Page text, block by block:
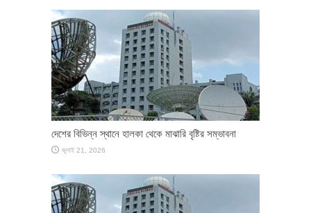
দেশের বিভিন্ন স্থানে হালকা থেকে মাঝারি বৃষ্টির সম্ভাবনা
জুলাই 21, 2026